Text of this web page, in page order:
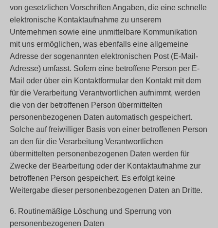
von gesetzlichen Vorschriften Angaben, die eine schnelle
elektronische Kontaktaufnahme zu unserem
Unternehmen sowie eine unmittelbare Kommunikation
mit uns ermöglichen, was ebenfalls eine allgemeine
Adresse der sogenannten elektronischen Post (E-Mail-
Adresse) umfasst. Sofern eine betroffene Person per E-
Mail oder über ein Kontaktformular den Kontakt mit dem
für die Verarbeitung Verantwortlichen aufnimmt, werden
die von der betroffenen Person übermittelten
personenbezogenen Daten automatisch gespeichert.
Solche auf freiwilliger Basis von einer betroffenen Person
an den für die Verarbeitung Verantwortlichen
übermittelten personenbezogenen Daten werden für
Zwecke der Bearbeitung oder der Kontaktaufnahme zur
betroffenen Person gespeichert. Es erfolgt keine
Weitergabe dieser personenbezogenen Daten an Dritte.
6. Routinemäßige Löschung und Sperrung von
personenbezogenen Daten